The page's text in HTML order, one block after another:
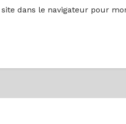
dans le navigateur pour